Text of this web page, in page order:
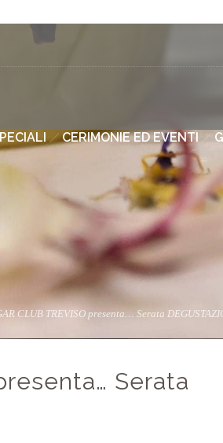
CERIMONIE ED EVENTI
CLUB TREVISO presenta… Serata
Serata